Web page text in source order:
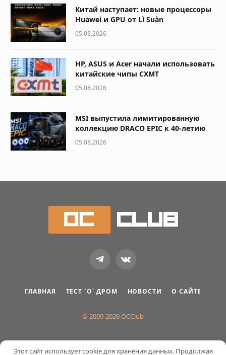
Китай наступает: новые процессоры
Huawei и GPU от Lì Suàn
05.08.2026
HP, ASUS и Acer начали использовать
китайские чипы CXMT
05.08.2026
MSI выпустила лимитированную
коллекцию DRACO EPIC к 40-летию
05.08.2026
TelegramVKontakte
ГЛАВНАЯ ТЕСТ `О` ДРОМ НОВОСТИ О САЙТЕ
© 2009-2026 OCClub
Этот сайт использует cookie для хранения данных. Продолжая